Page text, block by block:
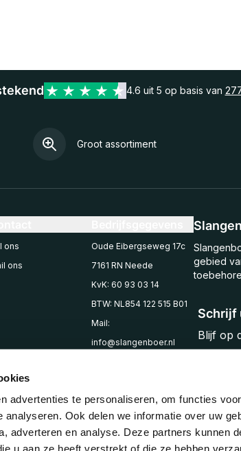
advertenties te personaliseren, om functies
analyseren. Ook delen we informatie over uw
adverteren en analyse. Deze partners kunnen
u aan ze heeft verstrekt of die ze hebben
4.6 uit 5 op basis van
Groot assortiment
Schrijf
Blijf op
gebied
ons
ons
Oude Eibergseweg 17c
7161 RN Neede
KvK: 60 93 03 14
BTW: NL854 122 515 B01
Mail:
info@slangenboer.nl